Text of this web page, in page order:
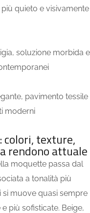
quieto e visivamente
colori, texture,
rendono attuale
moquette passa dal
a tonalità più
si muove quasi sempre
più sofisticate. Beige,